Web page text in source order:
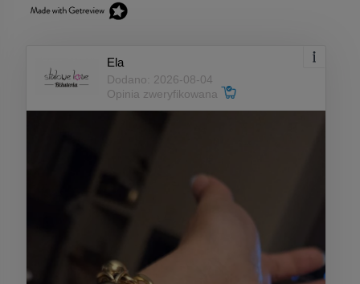
Ela
Dodano: 2026-08-04
Opinia zweryfikowana